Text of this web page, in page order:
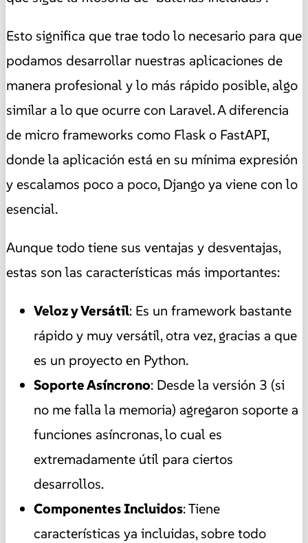
Esto significa que trae todo lo necesario para que
podamos desarrollar nuestras aplicaciones de
manera profesional y lo más rápido posible, algo
similar a lo que ocurre con Laravel. A diferencia
de micro frameworks como Flask o FastAPI,
donde la aplicación está en su mínima expresión
y escalamos poco a poco, Django ya viene con lo
esencial.
Aunque todo tiene sus ventajas y desventajas,
estas son las características más importantes:
Veloz y Versátil: Es un framework bastante
rápido y muy versátil, otra vez, gracias a que
es un proyecto en Python.
Soporte Asíncrono: Desde la versión 3 (si
no me falla la memoria) agregaron soporte a
funciones asíncronas, lo cual es
extremadamente útil para ciertos
desarrollos.
Componentes Incluidos: Tiene
características ya incluidas, sobre todo